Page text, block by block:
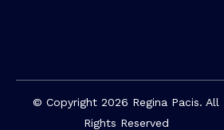
© Copyright 2026 Regina Pacis. All
Rights Reserved